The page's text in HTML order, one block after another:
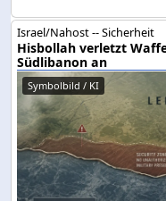
Israel/Nahost -- Sicherheit
Hisbollah verletzt
Südlibanon an
Symbolbild / KI